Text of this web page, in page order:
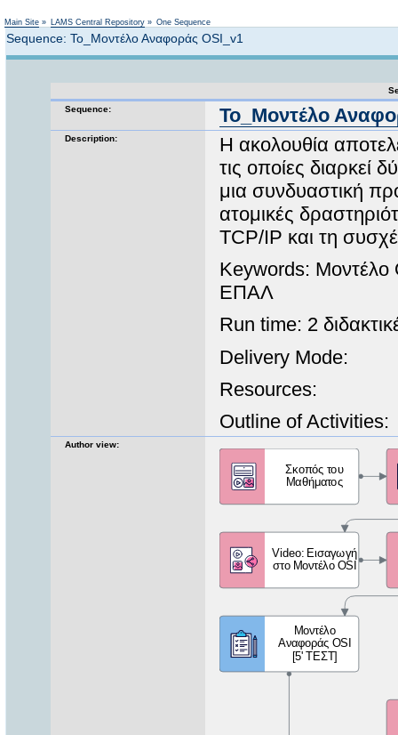
Main Site » LAMS Central Repository » One Sequence
Sequence: Το_Μοντέλο Αναφοράς OSI_v1
Sequence:
Το_Μοντέλο
Description:
Η ακολουθία
τις οποίες διαρκεί
μια συνδυαστική
ατομικές
TCP/IP και τη
Keywords: Μοντέλο
ΕΠΑΛ
Run time: 2
Delivery Mode:
Resources:
Outline of Activities:
Author view: